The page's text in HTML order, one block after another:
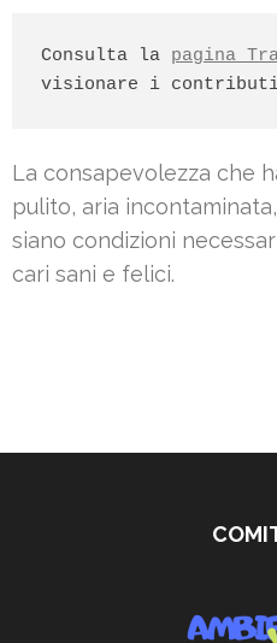
Consulta la pagina
visionare i
La consapevolezza che
pulito, aria
siano condizioni
cari sani e felici.